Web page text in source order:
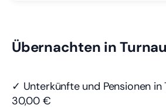
Übernachten in Turnau
✓ Unterkünfte und Pensionen in
30,00 €